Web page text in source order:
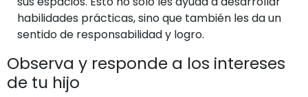
habilidades prácticas, sino que también les da un
sentido de responsabilidad y logro.
Observa y responde a los intereses
de tu hijo